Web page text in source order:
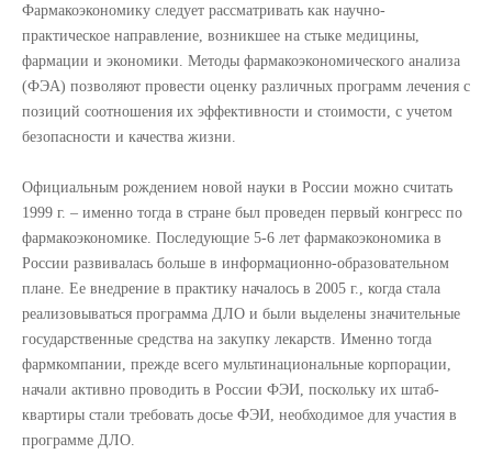
Фармакоэкономику следует рассматривать как научно-
практическое направление, возникшее на стыке медицины,
фармации и экономики. Методы фармакоэкономического анализа
(ФЭА) позволяют провести оценку различных программ лечения с
позиций соотношения их эффективности и стоимости, с учетом
безопасности и качества жизни.
Официальным рождением новой науки в России можно считать
1999 г. – именно тогда в стране был проведен первый конгресс по
фармакоэкономике. Последующие 5-6 лет фармакоэкономика в
России развивалась больше в информационно-образовательном
плане. Ее внедрение в практику началось в 2005 г., когда стала
реализовываться программа ДЛО и были выделены значительные
государственные средства на закупку лекарств. Именно тогда
фармкомпании, прежде всего мультинациональные корпорации,
начали активно проводить в России ФЭИ, поскольку их штаб-
квартиры стали требовать досье ФЭИ, необходимое для участия в
программе ДЛО.